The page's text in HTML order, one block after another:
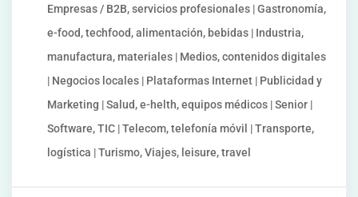
Empresas / B2B, servicios profesionales | Gastronomía,
e-food, techfood, alimentación, bebidas | Industria,
manufactura, materiales | Medios, contenidos digitales
| Negocios locales | Plataformas Internet | Publicidad y
Marketing | Salud, e-helth, equipos médicos | Senior |
Software, TIC | Telecom, telefonía móvil | Transporte,
logística | Turismo, Viajes, leisure, travel